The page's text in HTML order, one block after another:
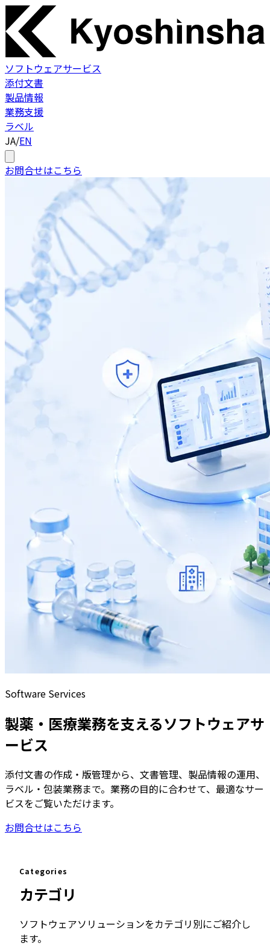
ソフトウェアサービス
添付文書
製品情報
業務支援
ラベル
JA/EN
お問合せはこちら
Software Services
製薬・医療業務を支えるソフトウェアサ
ービス
添付文書の作成・版管理から、文書管理、製品情報の運用、
ラベル・包装業務まで。 業務の目的に合わせて、最適なサー
ビスをご覧いただけます。
お問合せはこちら
Categories
カテゴリ
ソフトウェアソリューションをカテゴリ別にご紹介し
ます。